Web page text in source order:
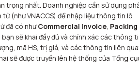
trọng nhất. Doanh nghiệp cần sử dụng
(như VNACCS) để nhập liệu thông tin lô
đã có nhưCommercial Invoice, Packing
bạn sẽ khai đầy đủ và chính xác các thông
mã HS, trị giá, và các thông tin liên
sẽ được truyền lên hệ thống của Tổng